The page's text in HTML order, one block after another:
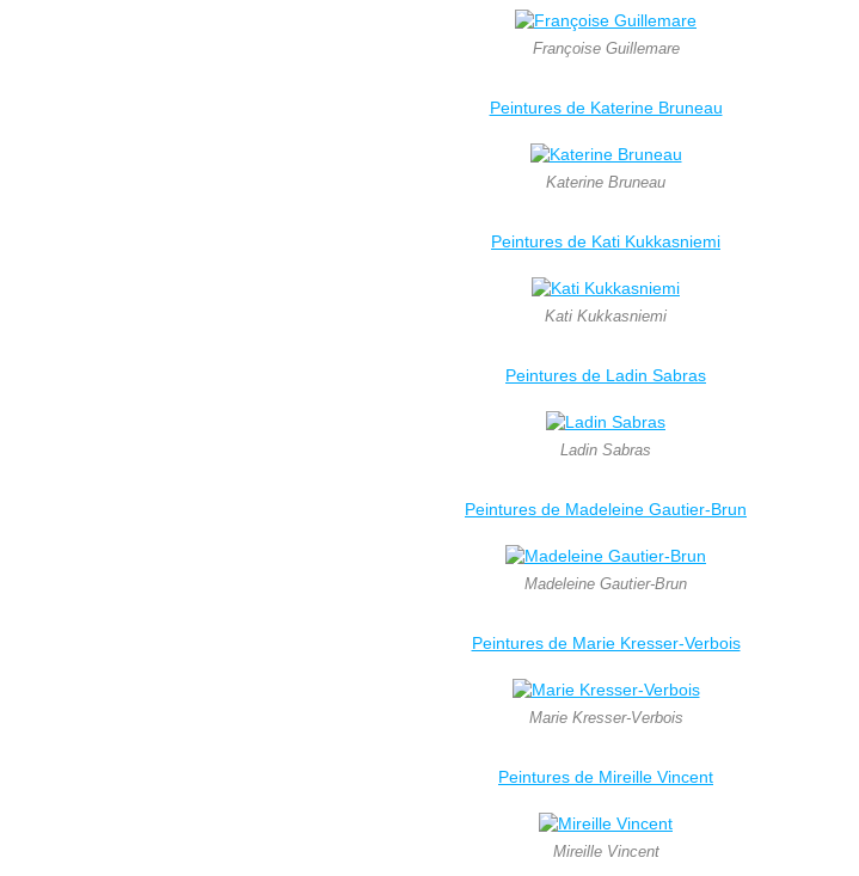
Françoise Guillemare
Peintures de Katerine Bruneau
Katerine Bruneau
Peintures de Kati Kukkasniemi
Kati Kukkasniemi
Peintures de Ladin Sabras
Ladin Sabras
Peintures de Madeleine Gautier-Brun
Madeleine Gautier-Brun
Peintures de Marie Kresser-Verbois
Marie Kresser-Verbois
Peintures de Mireille Vincent
Mireille Vincent